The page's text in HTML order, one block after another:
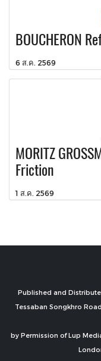
BOUCHERON
6 ส.ค. 2569
MORITZ
Friction
1 ส.ค. 2569
Published and
Tessaban Songkhro
by Permission of Lup